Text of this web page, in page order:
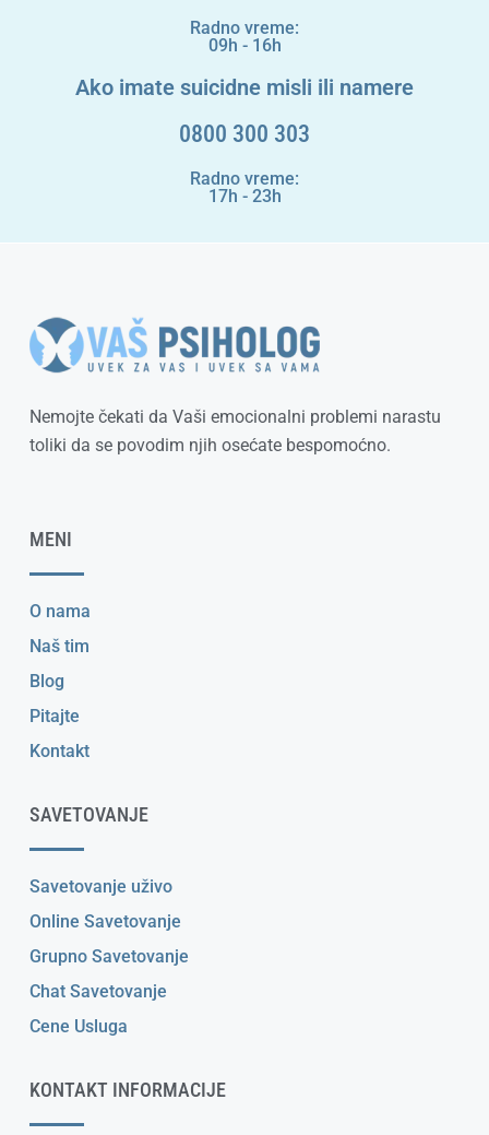
Radno vreme:
09h - 16h
Ako imate suicidne misli ili namere
0800 300 303
Radno vreme:
17h - 23h
Nemojte čekati da Vaši emocionalni problemi narastu
toliki da se povodim njih osećate bespomoćno.
MENI
O nama
Naš tim
Blog
Pitajte
Kontakt
SAVETOVANJE
Savetovanje uživo
Online Savetovanje
Grupno Savetovanje
Chat Savetovanje
Cene Usluga
KONTAKT INFORMACIJE